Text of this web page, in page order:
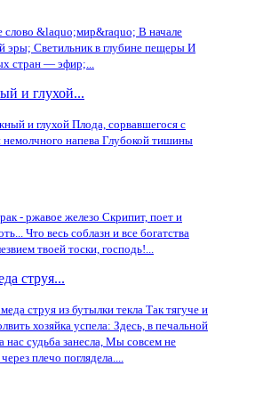
слово &laquo;мир&raquo; В начале
эры; Светильник в глубине пещеры И
стран — эфир;...
и глухой...
и глухой Плода, сорвавшегося с
немолчного напева Глубокой тишины
- ржавое железо Скрипит, поет и
Что весь соблазн и все богатства
твоей тоски, господь!...
струя...
струя из бутылки текла Так тягуче и
хозяйка успела: Здесь, в печальной
нас судьба занесла, Мы совсем не
плечо поглядела....